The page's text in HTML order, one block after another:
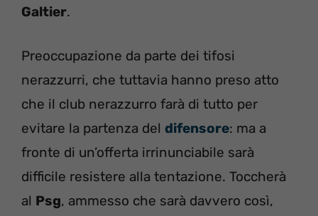
Galtier.
Preoccupazione da parte dei tifosi
nerazzurri, che tuttavia hanno preso atto
che il club nerazzurro farà di tutto per
evitare la partenza del difensore: ma a
fronte di un’offerta irrinunciabile sarà
difficile resistere alla tentazione. Toccherà
al Psg, ammesso che sarà davvero così,